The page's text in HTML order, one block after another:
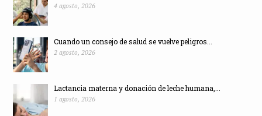
4 agosto, 2026
Cuando un consejo de salud se vuelve peligros...
2 agosto, 2026
Lactancia materna y donación de leche humana,...
1 agosto, 2026